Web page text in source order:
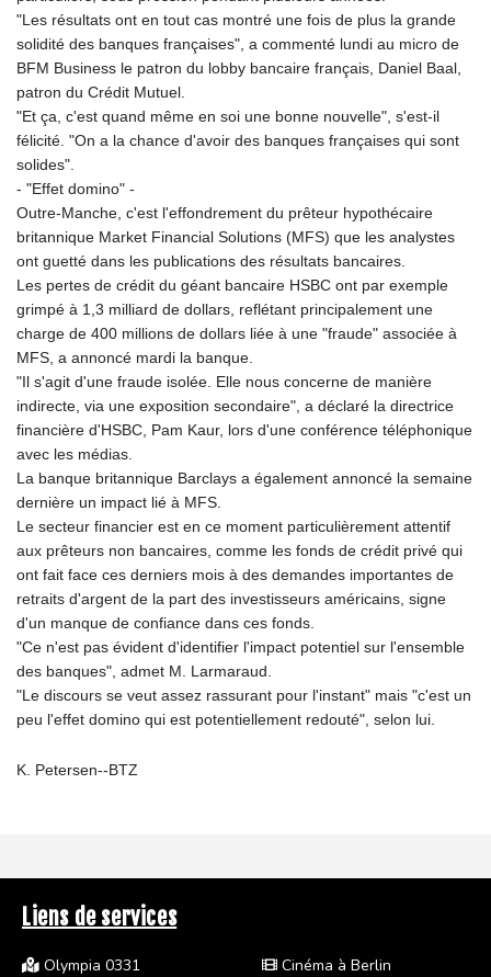
"Les résultats ont en tout cas montré une fois de plus la grande
solidité des banques françaises", a commenté lundi au micro de
BFM Business le patron du lobby bancaire français, Daniel Baal,
patron du Crédit Mutuel.
"Et ça, c'est quand même en soi une bonne nouvelle", s'est-il
félicité. "On a la chance d'avoir des banques françaises qui sont
solides".
- "Effet domino" -
Outre-Manche, c'est l'effondrement du prêteur hypothécaire
britannique Market Financial Solutions (MFS) que les analystes
ont guetté dans les publications des résultats bancaires.
Les pertes de crédit du géant bancaire HSBC ont par exemple
grimpé à 1,3 milliard de dollars, reflétant principalement une
charge de 400 millions de dollars liée à une "fraude" associée à
MFS, a annoncé mardi la banque.
"Il s'agit d'une fraude isolée. Elle nous concerne de manière
indirecte, via une exposition secondaire", a déclaré la directrice
financière d'HSBC, Pam Kaur, lors d'une conférence téléphonique
avec les médias.
La banque britannique Barclays a également annoncé la semaine
dernière un impact lié à MFS.
Le secteur financier est en ce moment particulièrement attentif
aux prêteurs non bancaires, comme les fonds de crédit privé qui
ont fait face ces derniers mois à des demandes importantes de
retraits d'argent de la part des investisseurs américains, signe
d'un manque de confiance dans ces fonds.
"Ce n'est pas évident d'identifier l'impact potentiel sur l'ensemble
des banques", admet M. Larmaraud.
"Le discours se veut assez rassurant pour l'instant" mais "c'est un
peu l'effet domino qui est potentiellement redouté", selon lui.
K. Petersen--BTZ
Liens de services
Olympia 0331
Cinéma à Berlin